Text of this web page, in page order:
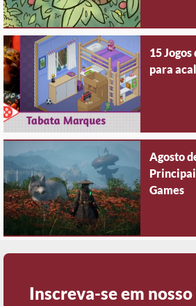
15
para
Agosto
Games
Inscreva-se em